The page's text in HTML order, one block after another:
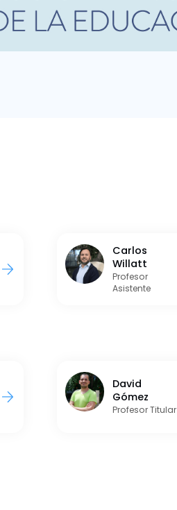
Carlos
Willatt
Profesor
Asistente
David
Gómez
Profesor Titular